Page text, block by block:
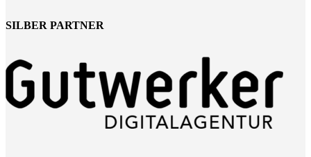
SILBER PARTNER